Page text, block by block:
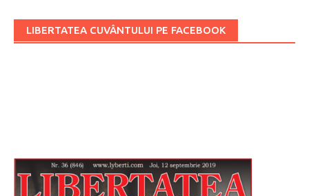
LIBERTATEA CUVÂNTULUI PE FACEBOOK